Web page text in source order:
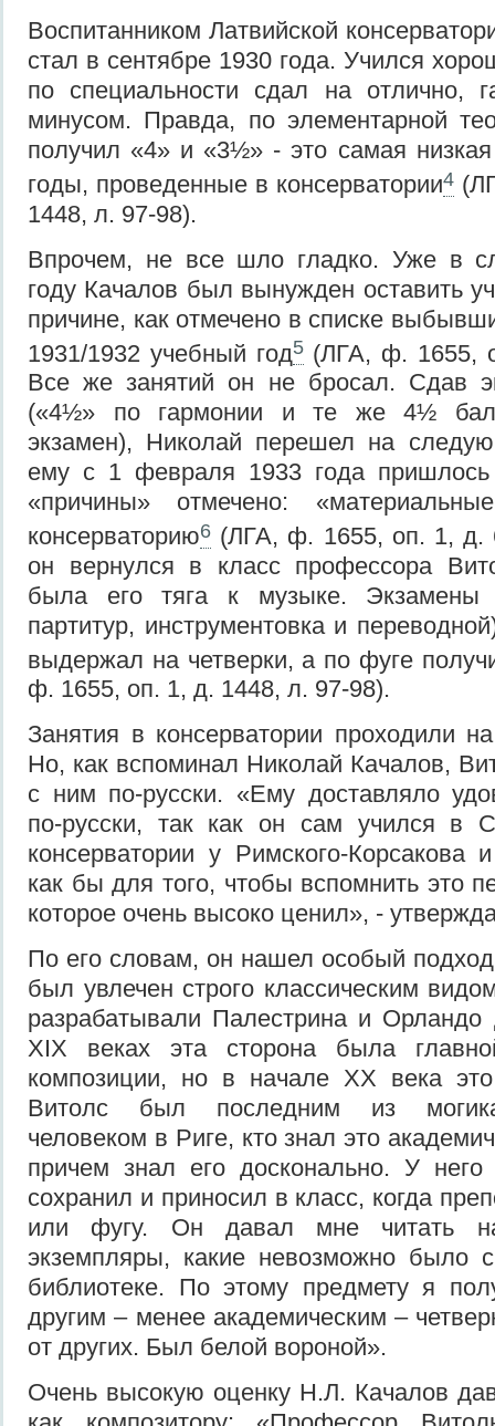
Воспитанником Латвийской
стал в сентябре 1930 года. Учился
по специальности сдал на
минусом. Правда, по элементарной
получил «4» и «3½» - это самая низкая
годы, проведенные в консерватории4
1448, л. 97-98).
Впрочем, не все шло гладко. Уже в
году Качалов был вынужден оставить
причине, как отмечено в списке
1931/1932 учебный год5(ЛГА, ф. 1655,
Все же занятий он не бросал. Сдав
(«4½» по гармонии и те же 4½
экзамен), Николай перешел на
ему с 1 февраля 1933 года пришлось
«причины» отмечено:
консерваторию6 (ЛГА, ф. 1655, оп. 1, д.
он вернулся в класс профессора
была его тяга к музыке.
партитур, инструментовка и
выдержал на четверки, а по фуге
ф. 1655, оп. 1, д. 1448, л. 97-98).
Занятия в консерватории проходили
Но, как вспоминал Николай Качалов,
с ним по-русски. «Ему доставляло
по-русски, так как он сам учился в
консерватории у Римского-Корсакова
как бы для того, чтобы вспомнить это
которое очень высоко ценил», -
По его словам, он нашел особый
был увлечен строго классическим
разрабатывали Палестрина и
ХIX веках эта сторона была
композиции, но в начале ХХ века это
Витолс был последним из
человеком в Риге, кто знал это
причем знал его досконально. У
сохранил и приносил в класс, когда
или фугу. Он давал мне читать
экземпляры, какие невозможно было
библиотеке. По этому предмету я
другим – менее академическим –
от других. Был белой вороной».
Очень высокую оценку Н.Л. Качалов